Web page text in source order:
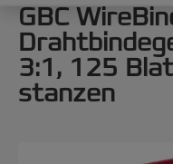
GBC
3:1, 125
stanzen